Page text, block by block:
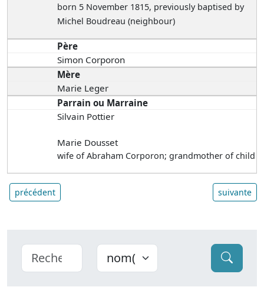
born 5 November 1815, previously baptised by
Michel Boudreau (neighbour)
Père
Simon Corporon
Mère
Marie Leger
Parrain ou Marraine
Silvain Pottier
Marie Dousset
wife of Abraham Corporon; grandmother of child
précédent suivante